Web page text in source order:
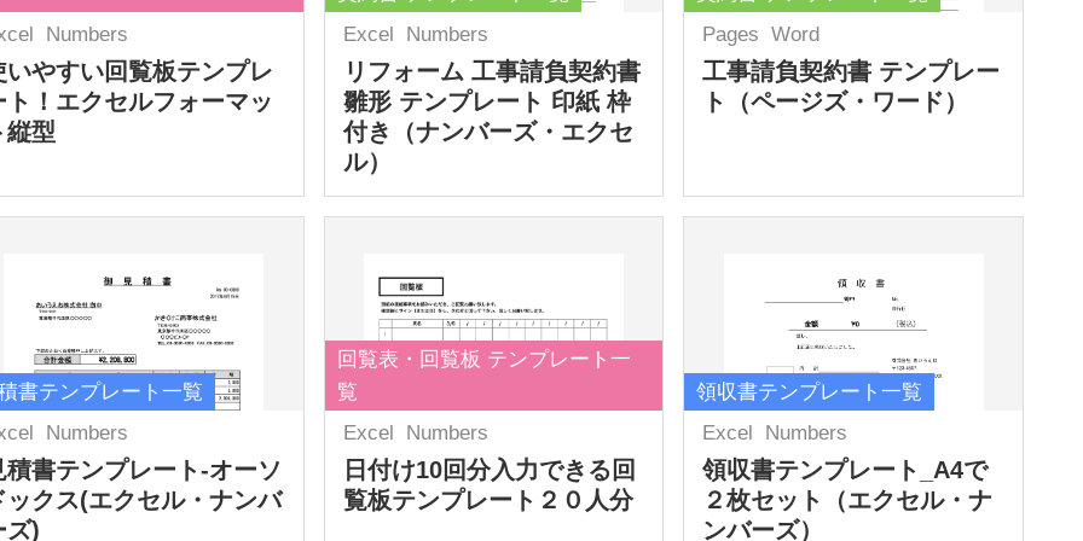
Numbers
いやすい回覧板テンプレ
ト！エクセルフォーマッ
縦型
Excel
Numbers
リフォーム 工事請負契約書
雛形 テンプレート 印紙 枠
付き（ナンバーズ・エクセ
ル）
Pages Word
工事請負契約書 テンプレー
ト（ページズ・ワード）
書テンプレート一覧
Numbers
積書テンプレート-オーソ
ックス(エクセル・ナンバ
ズ)
回覧表・回覧板 テンプレート一
覧
Excel
Numbers
日付け10回分入力できる回
覧板テンプレート２０人分
領収書テンプレート一覧
Excel
Numbers
領収書テンプレート_A4で
２枚セット（エクセル・ナ
ンバーズ）